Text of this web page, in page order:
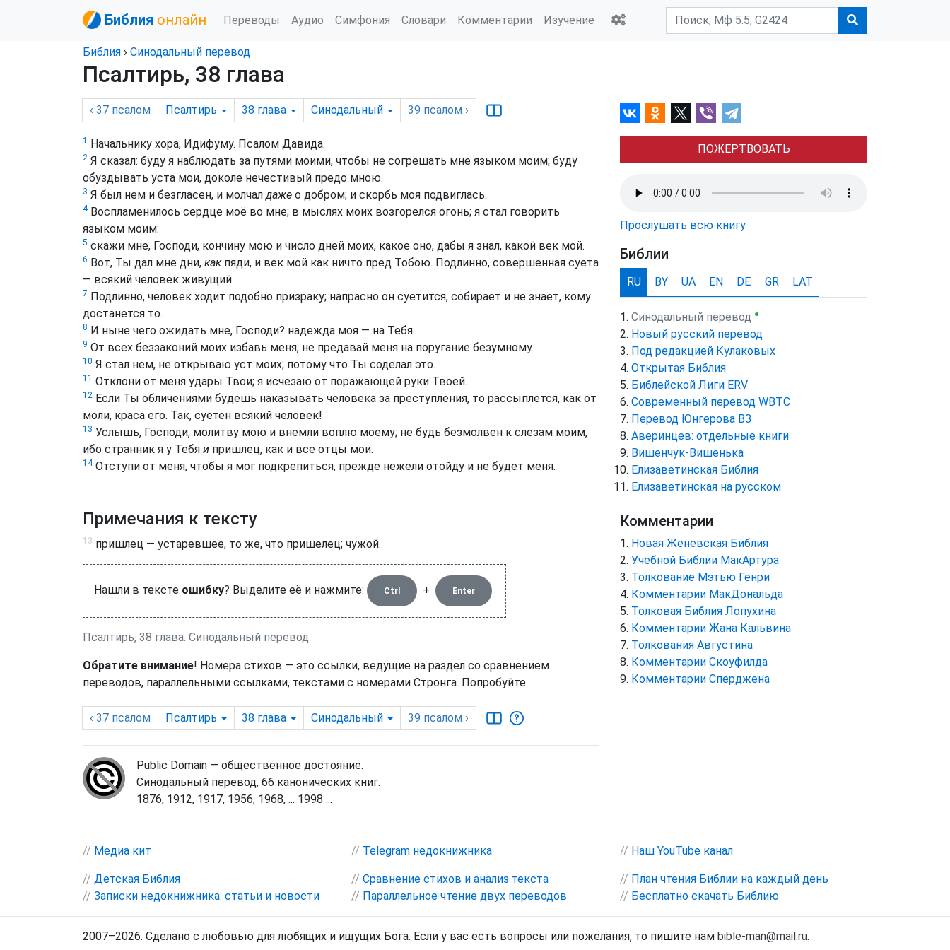
Библия онлайн Переводы Аудио Симфония Словари Комментарии Изучение
Библия › Синодальный перевод
Псалтирь, 38 глава
‹ 37 псалом Псалтирь 38 глава Синодальный 39 псалом ›
1 Начальнику хора, Идифуму. Псалом Давида.
2 Я сказал: буду я наблюдать за путями моими, чтобы не согрешать мне языком моим; буду
обуздывать уста мои, доколе нечестивый предо мною.
3 Я был нем и безгласен, и молчалдаже о добром; и скорбь моя подвиглась.
4Воспламенилось сердце моё во мне; в мыслях моих возгорелся огонь; я стал говорить
языком моим:
5 скажи мне, Господи, кончину мою и число дней моих, какое оно, дабы я знал, какой век мой.
6 Вот, Ты дал мне дни, какпяди, и век мой как ничто пред Тобою. Подлинно, совершенная суета
— всякий человек живущий.
7 Подлинно, человек ходит подобно призраку; напрасно он суетится, собирает и не знает, кому
достанется то.
8 И ныне чего ожидать мне, Господи? надежда моя — на Тебя.
9 От всех беззаконий моих избавь меня, не предавай меня на поругание безумному.
10 Я стал нем, не открываю уст моих; потому что Ты соделал это.
11 Отклони от меня удары Твои; я исчезаю от поражающей руки Твоей.
12 Если Ты обличениями будешь наказывать человека за преступления, то рассыплется, как от
моли, краса его. Так, суетен всякий человек!
13 Услышь, Господи, молитву мою и внемли воплю моему; не будь безмолвен к слезам моим,
ибо странник я у Тебя и пришлец, как и все отцы мои.
14Отступи от меня, чтобы я мог подкрепиться, прежде нежели отойду и не будет меня.
Примечания к тексту
13 пришлец — устаревшее, то же, что пришелец; чужой.
Нашли в тексте ошибку? Выделите её и нажмите: Ctrl + Enter
Псалтирь, 38 глава. Синодальный перевод
Обратите внимание! Номера стихов — это ссылки, ведущие на раздел со сравнением
переводов, параллельными ссылками, текстами с номерами Стронга. Попробуйте.
‹ 37 псалом Псалтирь 38 глава Синодальный 39 псалом ›
Public Domain — общественное достояние.
Синодальный перевод, 66 канонических книг.
1876, 1912, 1917, 1956, 1968, ... 1998 ...
ПОЖЕРТВОВАТЬ
Прослушать всю книгу
Библии
RU BY UA EN DE GR LAT
Синодальный перевод ●
Новый русский перевод
Под редакцией Кулаковых
Открытая Библия
Библейской Лиги ERV
Cовременный перевод WBTC
Перевод Юнгерова ВЗ
Аверинцев: отдельные книги
Вишенчук-Вишенька
Елизаветинская Библия
Елизаветинская на русском
Комментарии
Новая Женевская Библия
Учебной Библии МакАртура
Толкование Мэтью Генри
Комментарии МакДональда
Толковая Библия Лопухина
Комментарии Жана Кальвина
Толкования Августина
Комментарии Скоуфилда
Комментарии Сперджена
// Медиа кит // Telegram недокнижника // Наш YouTube канал
// Детская Библия
// Записки недокнижника: статьи и новости
// Сравнение стихов и анализ текста
// Параллельное чтение двух переводов
// План чтения Библии на каждый день
// Бесплатно скачать Библию
2007–2026. Сделано с любовью для любящих и ищущих Бога. Если у вас есть вопросы или пожелания, то пишите нам bible-man@mail.ru.